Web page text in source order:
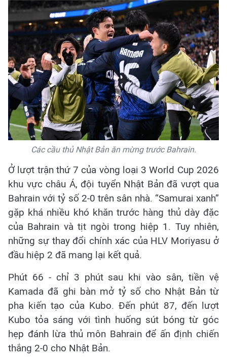
Các cầu thủ Nhật Bản ăn mừng trước Bahrain.
Ở lượt trận thứ 7 của vòng loại 3 World Cup 2026
khu vực châu Á, đội tuyển Nhật Bản đã vượt qua
Bahrain với tỷ số 2-0 trên sân nhà. “Samurai xanh”
gặp khá nhiều khó khăn trước hàng thủ dày đặc
của Bahrain và tịt ngòi trong hiệp 1. Tuy nhiên,
những sự thay đổi chính xác của HLV Moriyasu ở
đầu hiệp 2 đã mang lại kết quả.
Phút 66 - chỉ 3 phút sau khi vào sân, tiền vệ
Kamada đã ghi bàn mở tỷ số cho Nhật Bản từ
pha kiến tạo của Kubo. Đến phút 87, đến lượt
Kubo tỏa sáng với tình huống sút bóng từ góc
hẹp đánh lừa thủ môn Bahrain để ấn định chiến
thắng 2-0 cho Nhật Bản.